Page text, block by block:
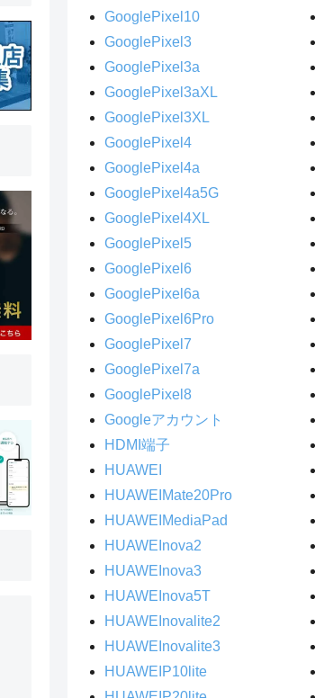
GooglePixel10
GooglePixel3
GooglePixel3a
GooglePixel3aXL
GooglePixel3XL
GooglePixel4
GooglePixel4a
GooglePixel4a5G
GooglePixel4XL
GooglePixel5
GooglePixel6
GooglePixel6a
GooglePixel6Pro
GooglePixel7
GooglePixel7a
GooglePixel8
Googleアカウント
HDMI端子
HUAWEI
HUAWEIMate20Pro
HUAWEIMediaPad
HUAWEInova2
HUAWEInova3
HUAWEInova5T
HUAWEInovalite2
HUAWEInovalite3
HUAWEIP10lite